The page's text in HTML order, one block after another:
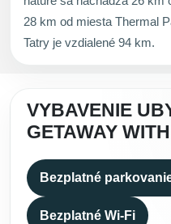
28 km od miesta Thermal
Tatry je vzdialené 94 km.
VYBAVENIE
GETAWAY
Bezplatné
Bezplatné Wi-Fi